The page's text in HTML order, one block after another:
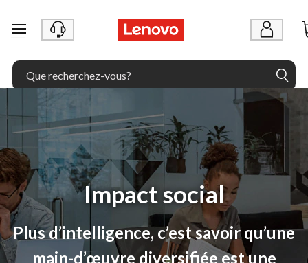
passer au contenu principal
Impact social
Plus d’intelligence, c’est savoir qu’une
main-d’œuvre diversifiée est une